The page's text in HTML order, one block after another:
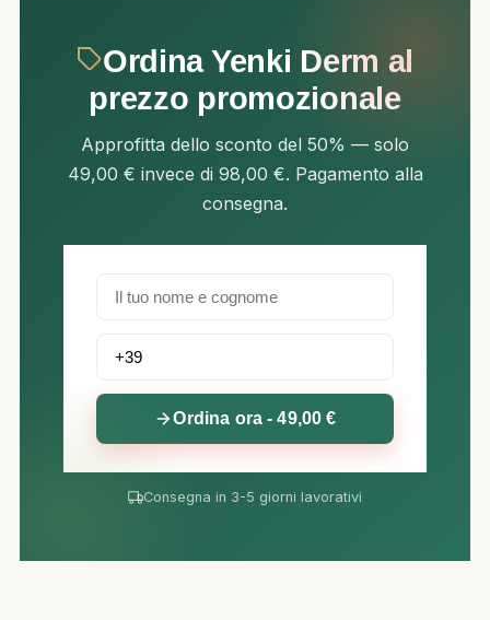
Ordina Yenki Derm al
prezzo promozionale
Approfitta dello sconto del 50% — solo
49,00 € invece di 98,00 €. Pagamento alla
consegna.
Ordina ora - 49,00 €
Consegna in 3-5 giorni lavorativi